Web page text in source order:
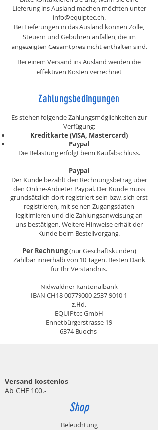
Lieferung ins Ausland machen möchten unter
info@equiptec.ch.
Bei Lieferungen in das Ausland können Zölle,
Steuern und Gebühren anfallen, die im
angezeigten Gesamtpreis nicht enthalten sind.
Bei einem Versand ins Ausland werden die
effektiven Kosten verrechnet
Zahlungsbedingungen
Es stehen folgende Zahlungsmöglichkeiten zur
Verfügung:
Kreditkarte (VISA, Mastercard)
Paypal
Die Belastung erfolgt beim Kaufabschluss.
Paypal
Der Kunde bezahlt den Rechnungsbetrag über
den Online-Anbieter Paypal. Der Kunde muss
grundsätzlich dort registriert sein bzw. sich erst
registrieren, mit seinen Zugangsdaten
legitimieren und die Zahlungsanweisung an
uns bestätigen. Weitere Hinweise erhält der
Kunde beim Bestellvorgang.
Per Rechnung(nur Geschäftskunden)
Zahlbar innerhalb von 10 Tagen. Besten Dank
für Ihr Verständnis.
Nidwaldner Kantonalbank
IBAN CH18 00779000 2537 9010 1
z.Hd.
EQUIPtec GmbH
Ennetbürgerstrasse 19
6374 Buochs
Versand kostenlos
Ab CHF 100.-
Shop
Beleuchtung